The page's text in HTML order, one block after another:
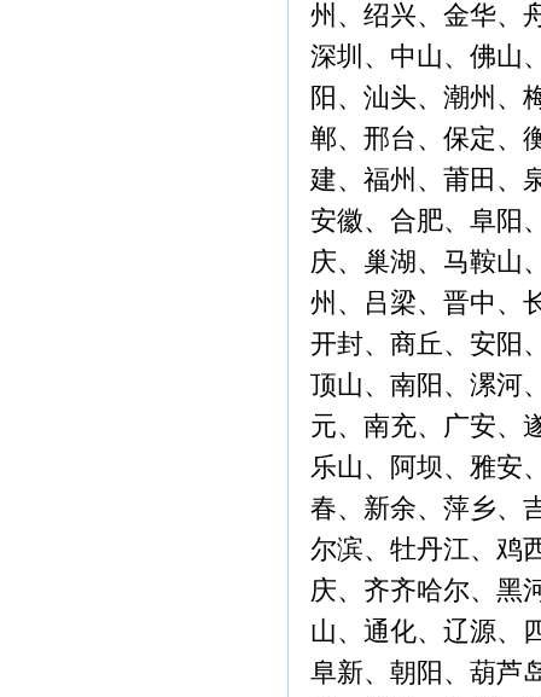
州、绍兴、金华、
深圳、中山、佛山
阳、汕头、潮州、
郸、邢台、保定、
建、福州、莆田、
安徽、合肥、阜阳
庆、巢湖、马鞍山
州、吕梁、晋中、
开封、商丘、安阳
顶山、南阳、漯河
元、南充、广安、
乐山、阿坝、雅安
春、新余、萍乡、
尔滨、牡丹江、鸡
庆、齐齐哈尔、黑
山、通化、辽源、
阜新、朝阳、葫芦